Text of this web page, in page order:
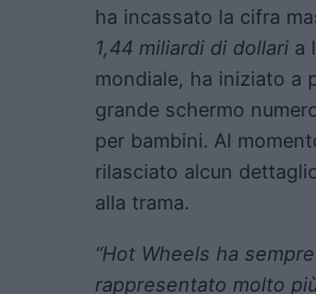
ha incassato la cifra
1,44 miliardi di dollari a
mondiale, ha iniziato a
grande schermo
per bambini. Al
rilasciato alcun
alla trama.
“Hot Wheels ha sempre
rappresentato molto